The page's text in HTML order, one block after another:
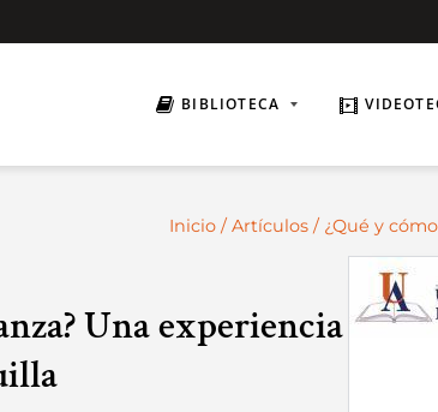
BIBLIOTECA
Inicio /Artículos / ¿Qué y
Una experiencia